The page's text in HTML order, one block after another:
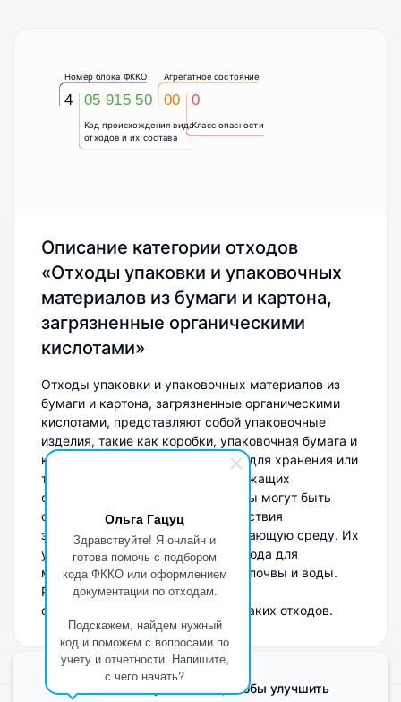
Ольга Гацуц
Здравствуйте! Я онлайн и
готова помочь с подбором
кода ФККО или оформлением
документации по отходам.
Подскажем, найдем нужный
код и поможем с вопросами по
учету и отчетности. Напишите,
с чего начать?
4
Номер блока ФККО
Код происхождения вида
отходов и их состава
05 915 50
Агрегатное состояние
00
Класс опасности
0
Описание категории отходов
«Отходы упаковки и упаковочных
материалов из бумаги и картона,
загрязненные органическими
кислотами»
Отходы упаковки и упаковочных материалов из
бумаги и картона, загрязненные органическими
кислотами, представляют собой упаковочные
изделия, такие как коробки, упаковочная бумага и
картон, которые использовались для хранения или
транспортировки товаров, содержащих
органические кислоты. Эти отходы могут быть
опасны из-за возможного воздействия
загрязняющих веществ на окружающую среду. Их
утилизация требует особого подхода для
минимизации риска загрязнения почвы и воды.
Рекомендуется переработка или
специализированная обработка таких отходов.
Мы используем Cookie, чтобы улучшить